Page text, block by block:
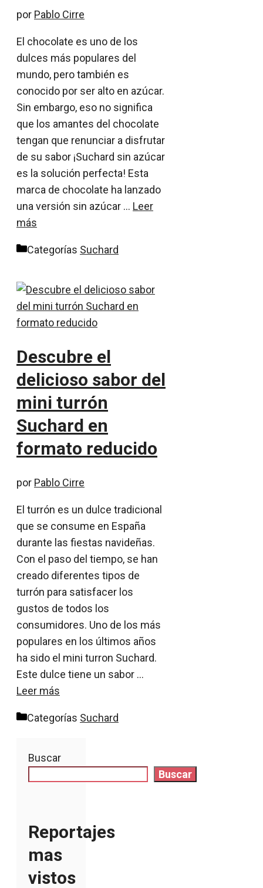
por Pablo Cirre
El chocolate es uno de los
dulces más populares del
mundo, pero también es
conocido por ser alto en azúcar.
Sin embargo, eso no significa
que los amantes del chocolate
tengan que renunciar a disfrutar
de su sabor ¡Suchard sin azúcar
es la solución perfecta! Esta
marca de chocolate ha lanzado
una versión sin azúcar … Leer
más
Categorías Suchard
Descubre el
delicioso sabor del
mini turrón
Suchard en
formato reducido
por Pablo Cirre
El turrón es un dulce tradicional
que se consume en España
durante las fiestas navideñas.
Con el paso del tiempo, se han
creado diferentes tipos de
turrón para satisfacer los
gustos de todos los
consumidores. Uno de los más
populares en los últimos años
ha sido el mini turron Suchard.
Este dulce tiene un sabor …
Leer más
Categorías Suchard
Buscar
Buscar
Reportajes
mas
vistos